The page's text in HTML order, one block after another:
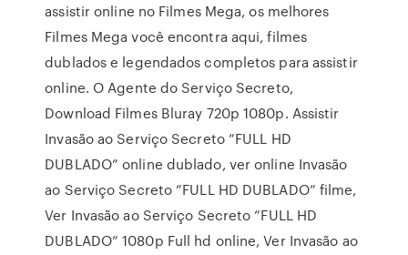
assistir online no Filmes Mega, os melhores
Filmes Mega você encontra aqui, filmes
dublados e legendados completos para assistir
online. O Agente do Serviço Secreto,
Download Filmes Bluray 720p 1080p. Assistir
Invasão ao Serviço Secreto ”FULL HD
DUBLADO” online dublado, ver online Invasão
ao Serviço Secreto ”FULL HD DUBLADO” filme,
Ver Invasão ao Serviço Secreto ”FULL HD
DUBLADO” 1080p Full hd online, Ver Invasão ao